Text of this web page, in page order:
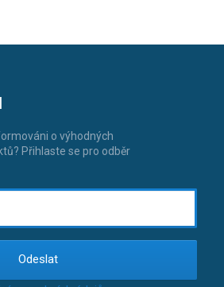
o výhodných
Přihlaste se pro odběr
Odeslat